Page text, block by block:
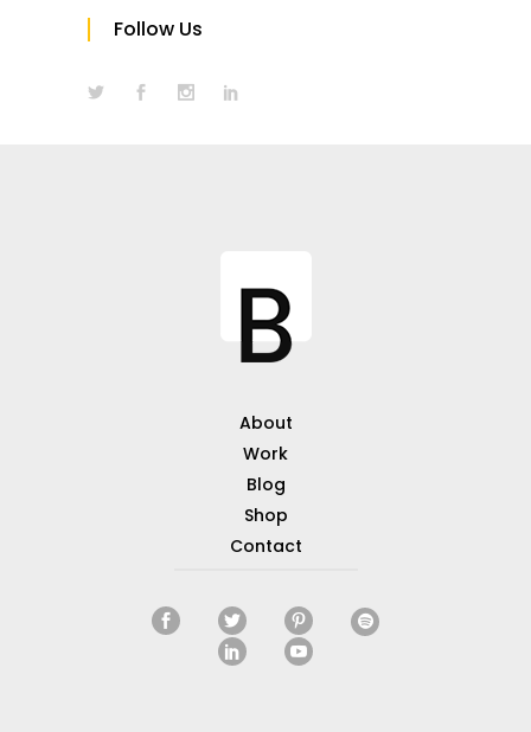
Follow Us
About
Work
Blog
Shop
Contact